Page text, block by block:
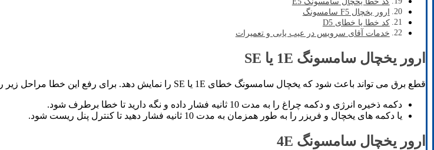
ارور یخچال F5 سامسونگ
کد خطا یا خطای D5
خدمات آقای سرویس در عیب یابی و تعمیرات
ارور یخچال سامسونگ 1E یا SE
قطع برق می تواند باعث شود که یخچال سامسونگ خطای 1E یا SE را نمایش دهد. برای رفع این خطا مراحل زیر را دنبال کنید:
دکمه ذخیره انرژی و دکمه چراغ را به مدت 10 ثانیه فشار داده و نگه دارید تا خطا برطرف شود.
یا دکمه های یخچال و فریزر را به طور همزمان به مدت 10 ثانیه فشار دهید تا کنترل پنل ریست شود.
ارور یخچال سامسونگ 4E